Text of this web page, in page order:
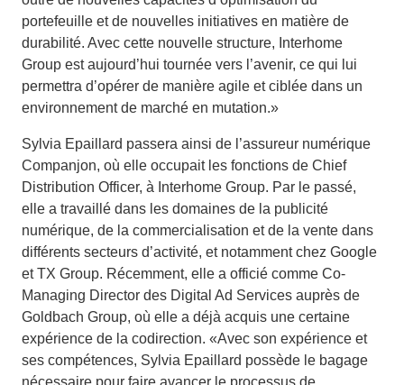
portefeuille et de nouvelles initiatives en matière de
durabilité. Avec cette nouvelle structure, Interhome
Group est aujourd’hui tournée vers l’avenir, ce qui lui
permettra d’opérer de manière agile et ciblée dans un
environnement de marché en mutation.»
Sylvia Epaillard passera ainsi de l’assureur numérique
Companjon, où elle occupait les fonctions de Chief
Distribution Officer, à Interhome Group. Par le passé,
elle a travaillé dans les domaines de la publicité
numérique, de la commercialisation et de la vente dans
différents secteurs d’activité, et notamment chez Google
et TX Group. Récemment, elle a officié comme Co-
Managing Director des Digital Ad Services auprès de
Goldbach Group, où elle a déjà acquis une certaine
expérience de la codirection. «Avec son expérience et
ses compétences, Sylvia Epaillard possède le bagage
nécessaire pour faire avancer le processus de